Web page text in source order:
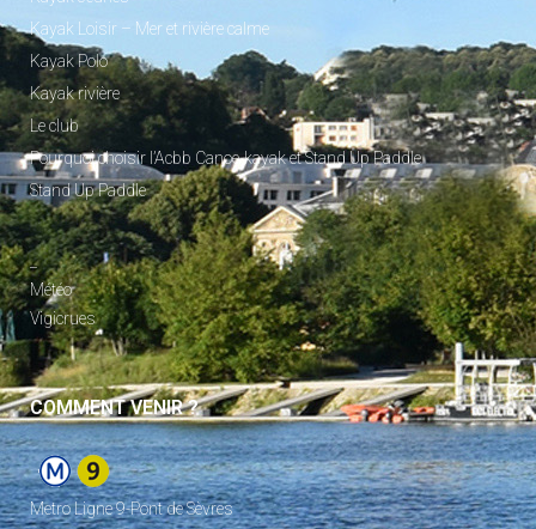
Kayak Loisir – Mer et rivière calme
Kayak Polo
Kayak rivière
Le club
Pourquoi choisir l’Acbb Canoe-kayak et Stand Up Paddle
Stand Up Paddle
_
Météo
Vigicrues
COMMENT VENIR ?
Metro Ligne 9-Pont de Sèvres